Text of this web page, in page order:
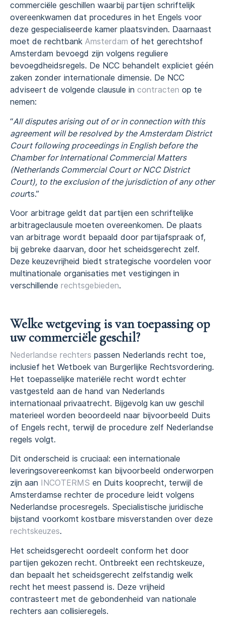
commerciële geschillen waarbij partijen schriftelijk
overeenkwamen dat procedures in het Engels voor
deze gespecialiseerde kamer plaatsvinden. Daarnaast
moet de rechtbank Amsterdam of het gerechtshof
Amsterdam bevoegd zijn volgens reguliere
bevoegdheidsregels. De NCC behandelt expliciet géén
zaken zonder internationale dimensie. De NCC
adviseert de volgende clausule in contracten op te
nemen:
“All disputes arising out of or in connection with this
agreement will be resolved by the Amsterdam District
Court following proceedings in English before the
Chamber for International Commercial Matters
(Netherlands Commercial Court or NCC District
Court), to the exclusion of the jurisdiction of any other
courts.”
Voor arbitrage geldt dat partijen een schriftelijke
arbitrageclausule moeten overeenkomen. De plaats
van arbitrage wordt bepaald door partijafspraak of,
bij gebreke daarvan, door het scheidsgerecht zelf.
Deze keuzevrijheid biedt strategische voordelen voor
multinationale organisaties met vestigingen in
verschillende rechtsgebieden.
Welke wetgeving is van toepassing op
uw commerciële geschil?
Nederlandse rechters passen Nederlands recht toe,
inclusief het Wetboek van Burgerlijke Rechtsvordering.
Het toepasselijke materiële recht wordt echter
vastgesteld aan de hand van Nederlands
internationaal privaatrecht. Bijgevolg kan uw geschil
materieel worden beoordeeld naar bijvoorbeeld Duits
of Engels recht, terwijl de procedure zelf Nederlandse
regels volgt.
Dit onderscheid is cruciaal: een internationale
leveringsovereenkomst kan bijvoorbeeld onderworpen
zijn aan
INCOTERMS en Duits kooprecht, terwijl de
Amsterdamse rechter de procedure leidt volgens
Nederlandse procesregels. Specialistische juridische
bijstand voorkomt kostbare misverstanden over deze
rechtskeuzes.
Het scheidsgerecht oordeelt conform het door
partijen gekozen recht. Ontbreekt een rechtskeuze,
dan bepaalt het scheidsgerecht zelfstandig welk
recht het meest passend is. Deze vrijheid
contrasteert met de gebondenheid van nationale
rechters aan collisieregels.